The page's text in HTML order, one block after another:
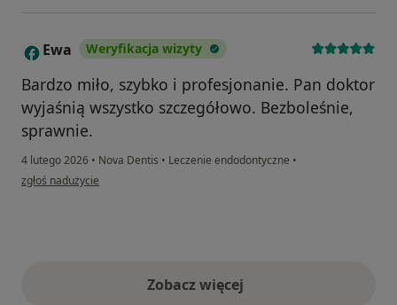
E Ewa Weryfikacja wizyty
Bardzo miło, szybko i profesjonanie. Pan doktor
wyjaśnią wszystko szczegółowo. Bezboleśnie,
sprawnie.
4 lutego 2026 • Nova Dentis • Leczenie endodontyczne •
w opinii użytkownika Ewa
zgłoś nadużycie
Zobacz więcejopinie powyżej